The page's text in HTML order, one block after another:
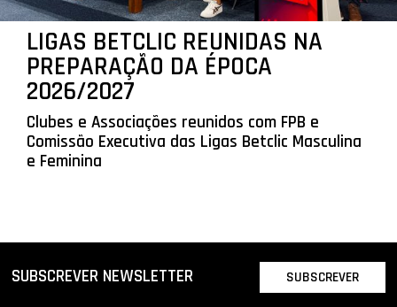
LIGAS BETCLIC REUNIDAS NA
PREPARAÇÃO DA ÉPOCA
2026/2027
Clubes e Associações reunidos com FPB e
Comissão Executiva das Ligas Betclic Masculina
e Feminina
SUBSCREVER NEWSLETTER SUBSCREVER